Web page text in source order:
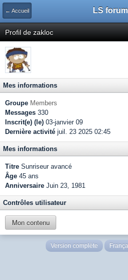
← Accueil LS
Profil de zakloc
Mes informations
Groupe Members
Messages 330
Inscrit(e) (le) 03-janvier 09
Dernière activité juil. 23 2025 02:45
Mes informations
Titre Sunriseur avancé
Âge 45 ans
Anniversaire Juin 23, 1981
Contrôles utilisateur
Mon contenu
Version complète